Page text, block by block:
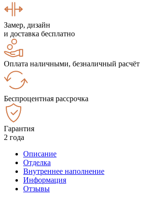
Замер, дизайн
и доставка бесплатно
Оплата наличными, безналичный расчёт
Беспроцентная рассрочка
Гарантия
2 года
Описание
Отделка
Внутреннее наполнение
Информация
Отзывы